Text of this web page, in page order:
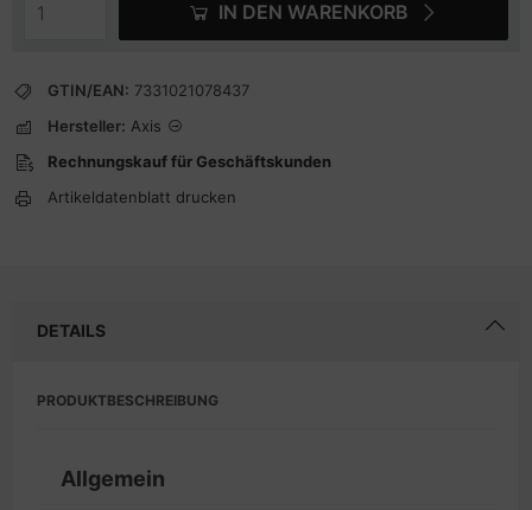
IN DEN WARENKORB
GTIN/EAN: 7331021078437
Hersteller: Axis
Rechnungskauf für Geschäftskunden
Artikeldatenblatt drucken
DETAILS
PRODUKTBESCHREIBUNG
Allgemein